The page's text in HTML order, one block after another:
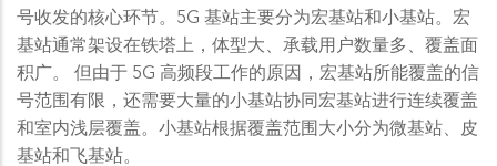
号收发的核心环节。5G 基站主要分为宏基站和小基站。宏
基站通常架设在铁塔上，体型大、承载用户数量多、覆盖面
积广。 但由于 5G 高频段工作的原因，宏基站所能覆盖的信
号范围有限，还需要大量的小基站协同宏基站进行连续覆盖
和室内浅层覆盖。小基站根据覆盖范围大小分为微基站、皮
基站和飞基站。